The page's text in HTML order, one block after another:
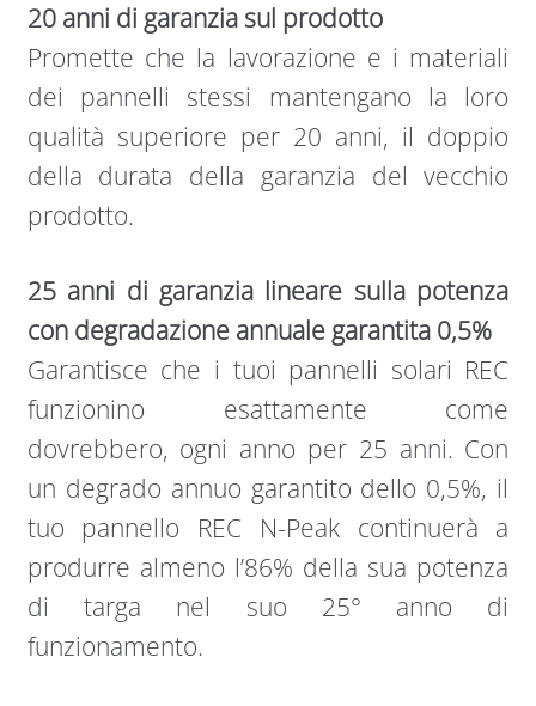
20 anni di garanzia sul prodotto
Promette che la lavorazione e i materiali
dei pannelli stessi mantengano la loro
qualità superiore per 20 anni, il doppio
della durata della garanzia del vecchio
prodotto.
25 anni di garanzia lineare sulla potenza
con degradazione annuale garantita 0,5%
Garantisce che i tuoi pannelli solari REC
funzionino esattamente come
dovrebbero, ogni anno per 25 anni. Con
un degrado annuo garantito dello 0,5%, il
tuo pannello REC N-Peak continuerà a
produrre almeno l’86% della sua potenza
di targa nel suo 25° anno di
funzionamento.